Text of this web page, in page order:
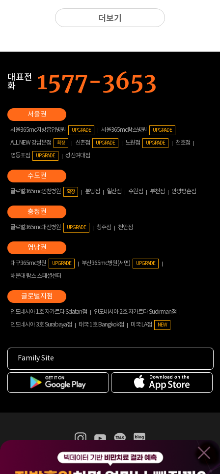
더보기
대표전
화
서울365mc지방흡입병원 UPGRADE 서울365mc람스병원 UPGRADE
ALL NEW 강남본점 확장 신촌점 UPGRADE 노원점 UPGRADE
천호점
영등포점
UPGRADE 성신여대점
글로벌365mc인천병원 확장 분당점 일산점 수원점 부천점 안양평촌점
글로벌365mc대전병원 UPGRADE 청주점 천안점
대구365mc병원 UPGRADE 부산365mc병원(서면) UPGRADE
해운대 람스 스페셜센터
인도네시아 1호 자카르타 Selatan점
인도네시아 2호 자카르타 Sudirman점
인도네시아 3호 Surabaya점
태국 1호 Bangkok점 미국 LA점 NEW
Family Site
365mc 병·의원 이용약관
홈페이지 이용약관
비급여진료수가